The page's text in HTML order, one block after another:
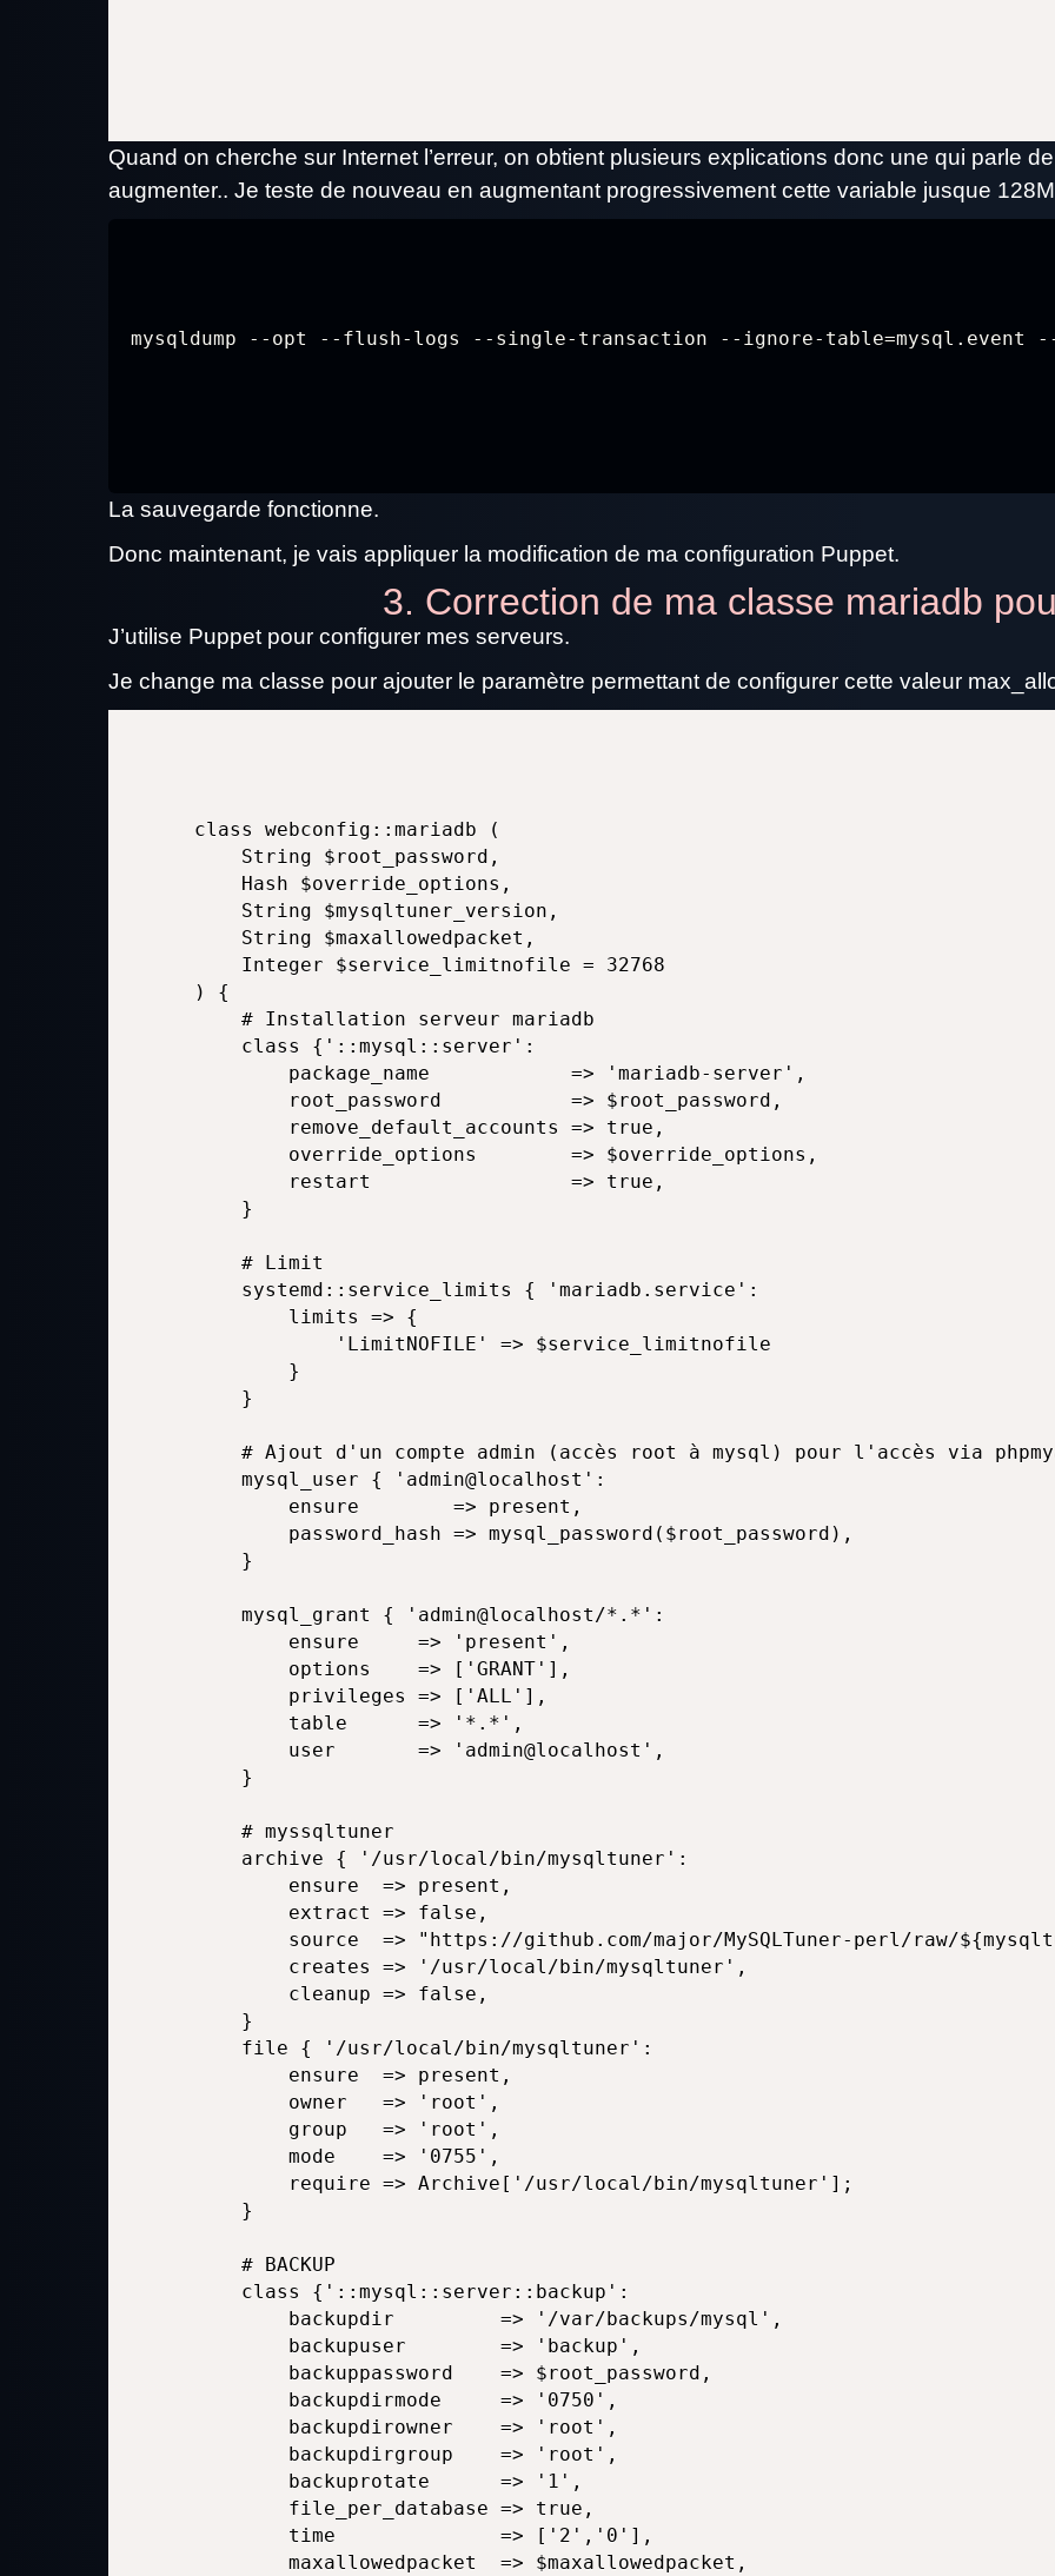
Quand on cherche sur Internet l’erreur, on obtient plusieurs explications donc une qui parle
augmenter.. Je teste de nouveau en augmentant progressivement cette variable jusque
mysqldump --opt --flush-logs --single-transaction --ignore-table=mysql.event
La sauvegarde fonctionne.
Donc maintenant, je vais appliquer la modification de ma configuration Puppet.
3. Correction de ma classe mariadb
J’utilise Puppet pour configurer mes serveurs.
Je change ma classe pour ajouter le paramètre permettant de configurer cette valeur
class webconfig::mariadb (
    String $root_password,
    Hash $override_options,
    String $mysqltuner_version,
    String $maxallowedpacket,
    Integer $service_limitnofile = 32768
) {
    # Installation serveur mariadb
    class {'::mysql::server':
        package_name            => 'mariadb-server',
        root_password           => $root_password,
        remove_default_accounts => true,
        override_options        => $override_options,
        restart                 => true,
    }
    # Limit
    systemd::service_limits { 'mariadb.service':
        limits => {
            'LimitNOFILE' => $service_limitnofile
        }
    }
# Ajout d'un compte admin (accès root à mysql) pour l'accès via
    mysql_user { 'admin@localhost':
        ensure        => present,
        password_hash => mysql_password($root_password),
    }
    mysql_grant { 'admin@localhost/*.*':
        ensure     => 'present',
        options    => ['GRANT'],
        privileges => ['ALL'],
        table      => '*.*',
        user       => 'admin@localhost',
    }
    # myssqltuner
    archive { '/usr/local/bin/mysqltuner':
        ensure  => present,
        extract => false,
source  => "https://github.com/major/MySQLTuner-perl/raw/
        creates => '/usr/local/bin/mysqltuner',
        cleanup => false,
    }
    file { '/usr/local/bin/mysqltuner':
        ensure  => present,
        owner   => 'root',
        group   => 'root',
        mode    => '0755',
        require => Archive['/usr/local/bin/mysqltuner'];
    }
    # BACKUP
    class {'::mysql::server::backup':
        backupdir         => '/var/backups/mysql',
        backupuser        => 'backup',
        backuppassword    => $root_password,
        backupdirmode     => '0750',
        backupdirowner    => 'root',
        backupdirgroup    => 'root',
        backuprotate      => '1',
        file_per_database => true,
        time              => ['2','0'],
        maxallowedpacket  => $maxallowedpacket,